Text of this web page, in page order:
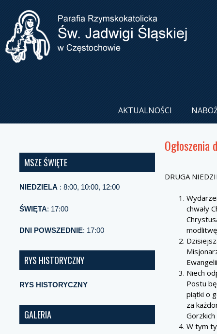
AKTUALNOŚCI
MSZE ŚWIĘTE
NIEDZIELA : 8:00, 10:00, 12:00
ŚWIĘTA: 17:00
DNI POWSZEDNIE: 17:00
RYS HISTORYCZNY
RYS HISTORYCZNY
GALERIA
DRUGA
chwały
modlitwę
Niech
Postu
piątki o
za
Gorzkich
W tym